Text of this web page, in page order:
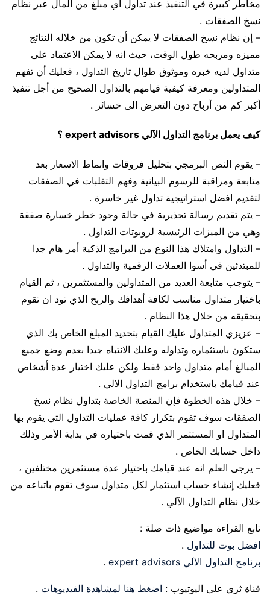
مخاطر كبيرة في التنفيذ عند تداول أي مبلغ من المال عبر نظام
نسخ الصفقات .
– إن نظام نسخ الصفقات لا يمكن أن تكون من خلاله النتائج
مميزه ومربحه طول الوقت، حيث انه لا يمكن الاعتماد على
متداول لديه خبره وموثوق طوال تاريخ التداول ، فعليك أن تفهم
المتداولين ومعرفة كيفية قيامهم بالتداول الصحيح من أجل تنفيذ
أكبر كم من أرباح دون التعرض الى خسائر .
كيف يعمل برنامج التداول الآلي expert advisors ؟
– يقوم النص البرمجي بتحليل فروقات وانماط الاسعار بعد
متابعة ومراقبة للرسوم البيانية وفهم التقلبات في الصفقات
لتقديم افضل استراتيجية تداول غير خاسرة .
– يتم تقديم رسالة تحذيرية في حالة وجود خطر خسارة صفقة
وهي من الميزات الرئيسية لروبوتات التداول .
– التداول وامتلاك هذا النوع من البرامج الذكية أمر هام جدا
للمبتدئين في أسوا العملات الرقمية والتداول .
– يتوجب متابعة العديد من المتداولين والمستثمرين ، ثم القيام
باختيار متداول مناسب لكافة أهدافك والربح الذي تود ان تقوم
بتحقيقه من خلال هذا النظام .
– عزيزي المتداول عليك القيام بتحديد المبلغ الخاص بك الذي
ستكون باستثماره وتداوله وعليك الانتباه جيدا بعدم وضع جميع
المبالغ أمام متداول واحد فقط ولكن عليك اختيار عدة أشخاص
عند قيامك باستخدام برامج التداول الالي .
– خلال هذه الخطوة فإن المنصة الخاصة بتداول نظام نسخ
الصفقات سوف تقوم بتكرار كافة عمليات التداول التي يقوم بها
المتداول او المستثمر الذي قمت باختياره في بداية الأمر وذلك
داخل حسابك الخاص .
– يرجى العلم انه عند قيامك باختيار عدة مستثمرين مختلفين ،
فعليك إنشاء حساب استثمار لكل متداول سوف تقوم باتباعه من
خلال نظام التداول الآلي .
تابع القراءة مواضيع ذات صلة :
افضل بوت للتداول .
برنامج التداول الآلي expert advisors
.
قناة ثري على اليوتيوب : اضغط هنا لمشاهدة الفيديوهات .